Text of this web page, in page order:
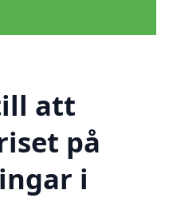
att
på
i